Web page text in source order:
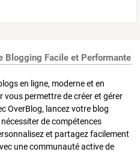
Blogging Facile et Performante
en ligne, moderne et en
permettre de créer et gérer
OverBlog, lancez votre blog
de compétences
et partagez facilement
une communauté active de